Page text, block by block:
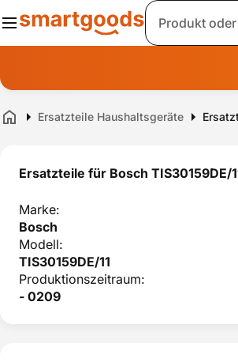
Suche
Home Ersatzteile Haushaltsgeräte
Ersatzteile für Bosch TIS30159DE/
Marke:
Bosch
Modell:
TIS30159DE/11
Produktionszeitraum:
- 0209